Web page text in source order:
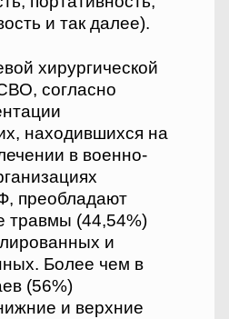
и так далее).
хирургической
согласно
находившихся на
в военно-
преобладают
травмы (44,54%)
и
Более чем в
(56%)
и верхние